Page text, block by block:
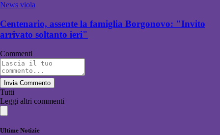
News viola
Centenario, assente la famiglia Borgonovo: "Invito
arrivato soltanto ieri"
Commenti
Invia Commento
Tutti
Leggi altri commenti
Ultime Notizie